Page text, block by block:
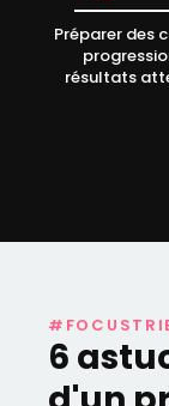
Préparer des
résultats
6